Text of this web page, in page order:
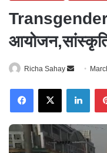
Richa Sahay
n
d
a
n
X